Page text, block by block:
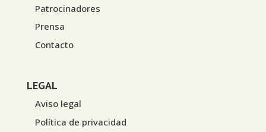
Patrocinadores
Prensa
Contacto
LEGAL
Aviso legal
Política de privacidad